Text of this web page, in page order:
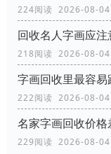
224阅读 2026-08-
回收名人字画应注
218阅读 2026-08-
字画回收里最容
222阅读 2026-08-
名家字画回收价格
229阅读 2026-08-